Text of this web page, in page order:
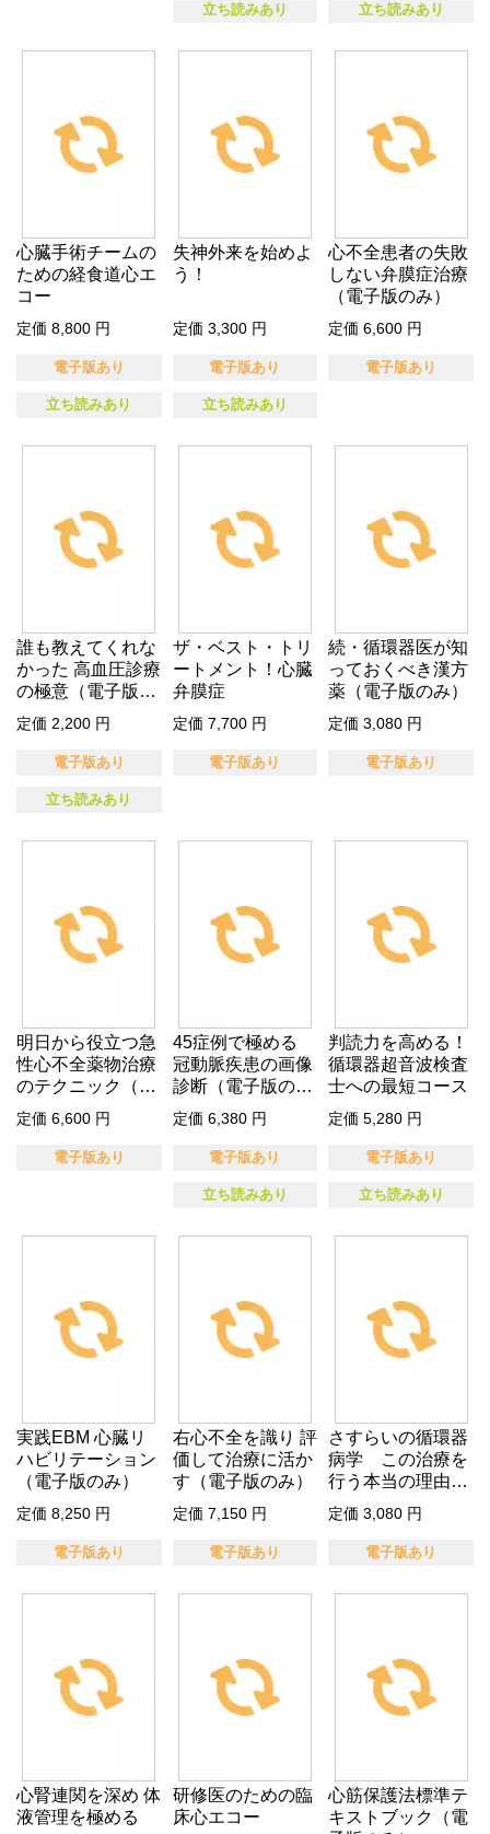
立ち読みあり 立ち読みあり
心臓手術チームの
ための経食道心エ
コー
定価 8,800 円
電子版あり
立ち読みあり
失神外来を始めよ
う！
定価 3,300 円
電子版あり
立ち読みあり
心不全患者の失敗
しない弁膜症治療
（電子版のみ）
定価 6,600 円
電子版あり
誰も教えてくれな
かった 高血圧診療
の極意（電子版の
み）
定価 2,200 円
電子版あり
立ち読みあり
ザ・ベスト・トリ
ートメント！心臓
弁膜症
定価 7,700 円
電子版あり
続・循環器医が知
っておくべき漢方
薬（電子版のみ）
定価 3,080 円
電子版あり
明日から役立つ急
性心不全薬物治療
のテクニック（電
子版のみ）
定価 6,600 円
電子版あり
45症例で極める
冠動脈疾患の画像
診断（電子版の
み）
定価 6,380 円
電子版あり
立ち読みあり
判読力を高める！
循環器超音波検査
士への最短コース
定価 5,280 円
電子版あり
立ち読みあり
実践EBM 心臓リ
ハビリテーション
（電子版のみ）
定価 8,250 円
電子版あり
右心不全を識り 評
価して治療に活か
す（電子版のみ）
定価 7,150 円
電子版あり
さすらいの循環器
病学 この治療を
行う本当の理由Ⅱ
（電子版の…
定価 3,080 円
電子版あり
心腎連関を深め 体
液管理を極める
研修医のための臨
床心エコー
心筋保護法標準テ
キストブック（電